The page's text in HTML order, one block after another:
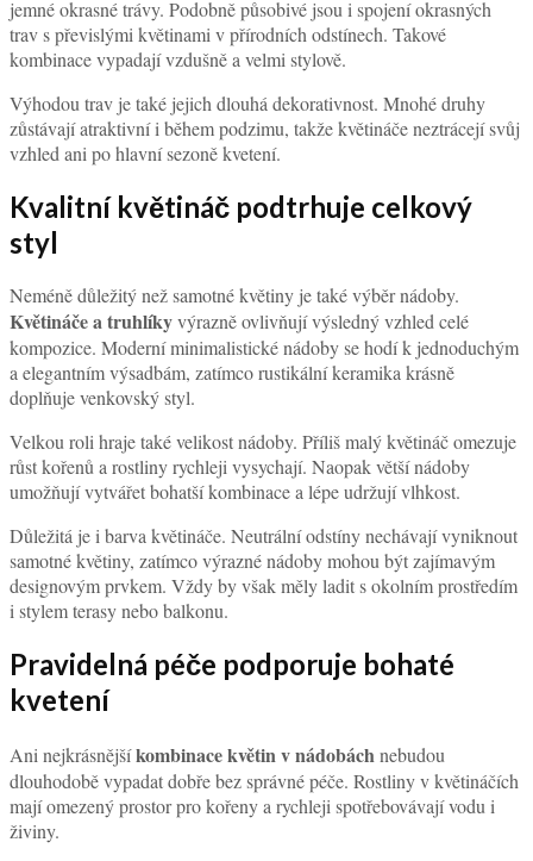
jemné okrasné trávy. Podobně působivé jsou i spojení okrasných
trav s převislými květinami v přírodních odstínech. Takové
kombinace vypadají vzdušně a velmi stylově.
Výhodou trav je také jejich dlouhá dekorativnost. Mnohé druhy
zůstávají atraktivní i během podzimu, takže květináče neztrácejí svůj
vzhled ani po hlavní sezoně kvetení.
Kvalitní květináč podtrhuje celkový
styl
Neméně důležitý než samotné květiny je také výběr nádoby.
Květináče a truhlíkyvýrazně ovlivňují výsledný vzhled celé
kompozice. Moderní minimalistické nádoby se hodí k jednoduchým
a elegantním výsadbám, zatímco rustikální keramika krásně
doplňuje venkovský styl.
Velkou roli hraje také velikost nádoby. Příliš malý květináč omezuje
růst kořenů a rostliny rychleji vysychají. Naopak větší nádoby
umožňují vytvářet bohatší kombinace a lépe udržují vlhkost.
Důležitá je i barva květináče. Neutrální odstíny nechávají vyniknout
samotné květiny, zatímco výrazné nádoby mohou být zajímavým
designovým prvkem. Vždy by však měly ladit s okolním prostředím
i stylem terasy nebo balkonu.
Pravidelná péče podporuje bohaté
kvetení
Ani nejkrásnějšíkombinace květin v nádobáchnebudou
dlouhodobě vypadat dobře bez správné péče. Rostliny v květináčích
mají omezený prostor pro kořeny a rychleji spotřebovávají vodu i
živiny.